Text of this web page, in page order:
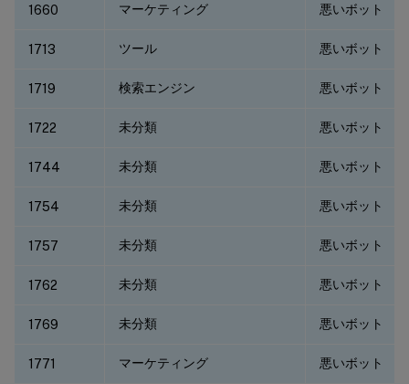
1660 マーケティング 悪いボット
1713 ツール 悪いボット
1719 検索エンジン 悪いボット
1722 未分類 悪いボット
1744 未分類 悪いボット
1754 未分類 悪いボット
1757 未分類 悪いボット
1762 未分類 悪いボット
1769 未分類 悪いボット
1771 マーケティング 悪いボット